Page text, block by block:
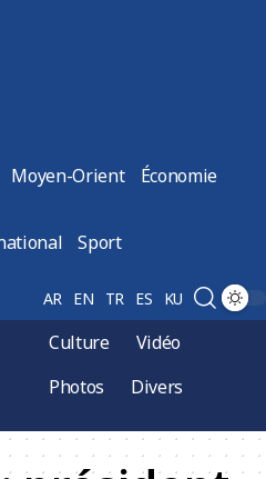
Moyen-Orient Économie
Sport
AR EN TR ES KU
Culture
Vidéo
Photos
Divers